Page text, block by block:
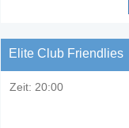
Elite Club Friendlies
Zeit: 20:00